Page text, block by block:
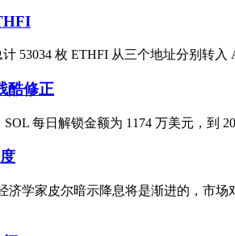
53034 枚 ETHFI 从三个地址分别转
酷修正
每日解锁金额为 1174 万美元，
济学家皮尔暗示降息将是渐进的，市